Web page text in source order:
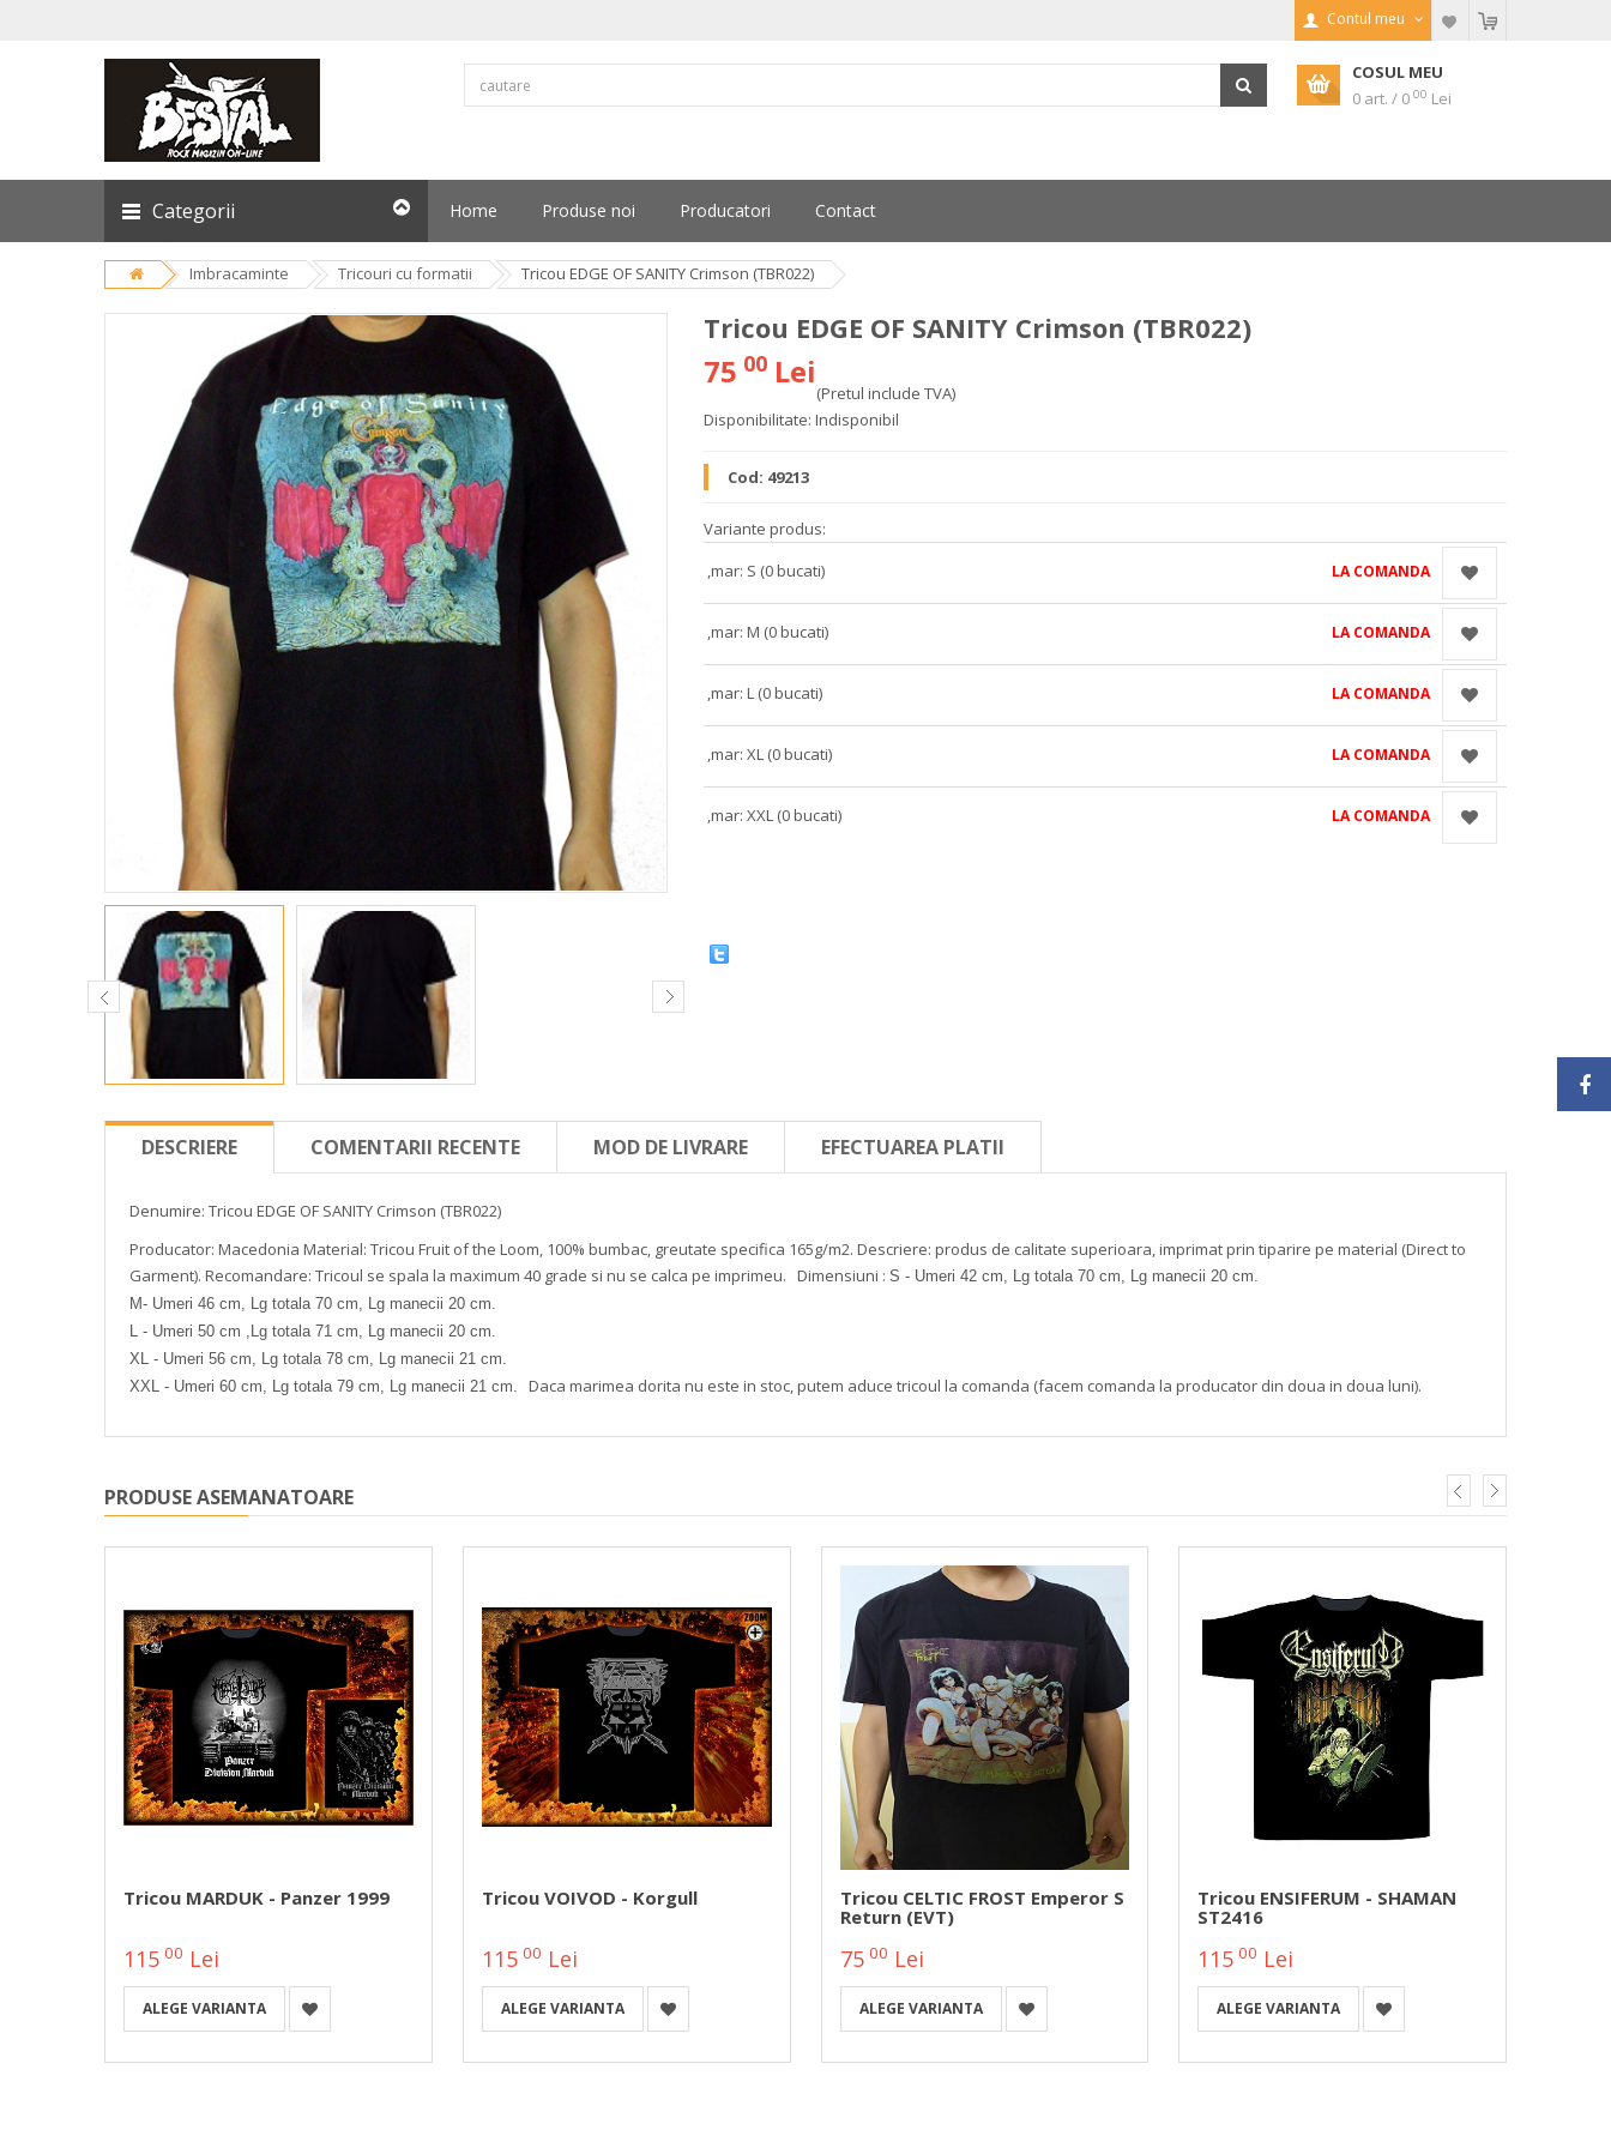
Contul meu
COSUL MEU
0 art. / 0 00 Lei
Categorii Home Produse noi Producatori Contact
Imbracaminte Tricouri cu formatii Tricou EDGE OF SANITY Crimson (TBR022)
Tricou EDGE OF SANITY Crimson (TBR022)
75 00 Lei
(Pretul include TVA)
Disponibilitate: Indisponibil
Cod: 49213
Variante produs:
,mar: S (0 bucati)
LA COMANDA
,mar: M (0 bucati) LA COMANDA
,mar: L (0 bucati) LA COMANDA
,mar: XL (0 bucati) LA COMANDA
,mar: XXL (0 bucati) LA COMANDA
DESCRIERE COMENTARII RECENTE MOD DE LIVRARE EFECTUAREA PLATII
Denumire: Tricou EDGE OF SANITY Crimson (TBR022)
Producator: Macedonia Material: Tricou Fruit of the Loom, 100% bumbac, greutate specifica 165g/m2. Descriere: produs de calitate superioara, imprimat prin tiparire pe material (Direct to
Garment). Recomandare: Tricoul se spala la maximum 40 grade si nu se calca pe imprimeu. Dimensiuni : S - Umeri 42 cm, Lg totala 70 cm, Lg manecii 20 cm.
M- Umeri 46 cm, Lg totala 70 cm, Lg manecii 20 cm.
L - Umeri 50 cm ,Lg totala 71 cm, Lg manecii 20 cm.
XL - Umeri 56 cm, Lg totala 78 cm, Lg manecii 21 cm.
XXL - Umeri 60 cm, Lg totala 79 cm, Lg manecii 21 cm.
Daca marimea dorita nu este in stoc, putem aduce tricoul la comanda (facem comanda la producator din doua in doua luni).
PRODUSE ASEMANATOARE
Tricou MARDUK - Panzer 1999
115 00 Lei
ALEGE VARIANTA
Tricou VOIVOD - Korgull
115 00 Lei
ALEGE VARIANTA
Tricou CELTIC FROST Emperor S
Return (EVT)
75 00 Lei
ALEGE VARIANTA
Tricou ENSIFERUM - SHAMAN
ST2416
115 00 Lei
ALEGE VARIANTA